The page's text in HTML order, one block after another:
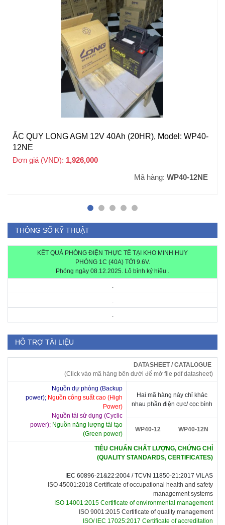
ẮC QUY LONG AGM 12V 40Ah (20HR), Model: WP40-
12NE
Đơn giá (VND): 1,926,000
Mã hàng: WP40-12NE
THÔNG SỐ KỸ THUẬT
KẾT QUẢ PHÓNG ĐIỆN THỰC TẾ TẠI KHO MINH HUY
PHÓNG 1C (40A) TỚI 9.6V.
Phóng ngày 08.12.2025. Lô bình ký hiệu .
.
.
.
HỖ TRỢ TÀI LIỆU
DATASHEET / CATALOGUE
(Click vào mã hàng bên dưới để mở file pdf datasheet)
Nguồn dự phòng (Backup
power); Nguồn công suất cao (High
Power)
Nguồn tái sử dụng (Cyclic
power); Nguồn năng lượng tái tạo
(Green power)
Hai mã hàng này chỉ khác
nhau phần điện cực/ cọc bình
WP40-12 WP40-12N
TIÊU CHUẨN CHẤT LƯỢNG, CHỨNG CHỈ
(QUALITY STANDARDS, CERTIFICATES)
IEC 60896-21&22:2004 /TCVN 11850-21:2017 VILAS
ISO 45001:2018 Certificate of occupational health and safety
management systems
ISO 14001:2015 Certificate of environmental management
ISO 9001:2015 Certificate of quality management
ISO/ IEC 17025:2017 Certificate of accreditation